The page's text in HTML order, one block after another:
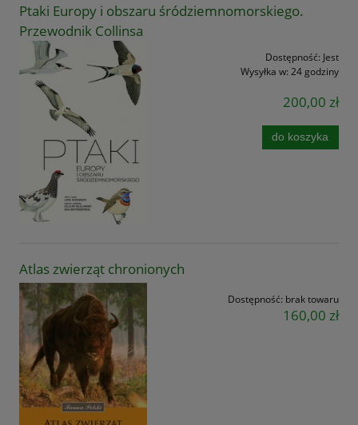
Ptaki Europy i obszaru śródziemnomorskiego.
Przewodnik Collinsa
Dostępność: Jest
Wysyłka w: 24 godziny
200,00 zł
do koszyka
Atlas zwierząt chronionych
Dostępność: brak towaru
160,00 zł